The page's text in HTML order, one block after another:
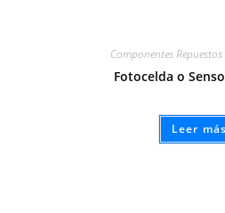
Componentes
Fotocelda o
Leer más